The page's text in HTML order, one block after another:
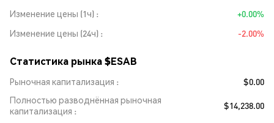
Изменение цены (1ч)
+0.00%
Изменение цены (24ч)
-2.00%
Статистика рынка $ESAB
Рыночная капитализация
$0.00
Полностью разводнённая рыночная
капитализация
$14,238.00